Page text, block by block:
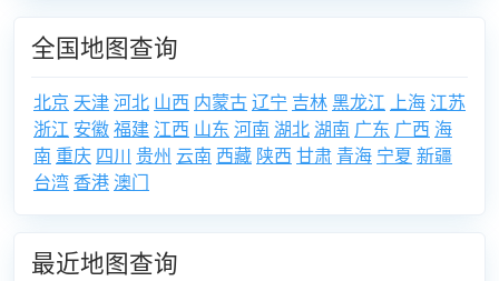
全国地图查询
北京 天津河北 山西 内蒙古辽宁 吉林黑龙江 上海 江苏
浙江 安徽福建 江西 山东 河南 湖北湖南 广东 广西 海
南 重庆 四川 贵州 云南 西藏 陕西 甘肃 青海 宁夏 新疆
台湾 香港 澳门
最近地图查询